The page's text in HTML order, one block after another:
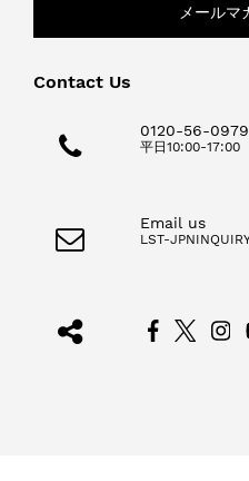
メールマ
Contact Us
0120-56-0979
平日10:00-17:00
Email us
LST-